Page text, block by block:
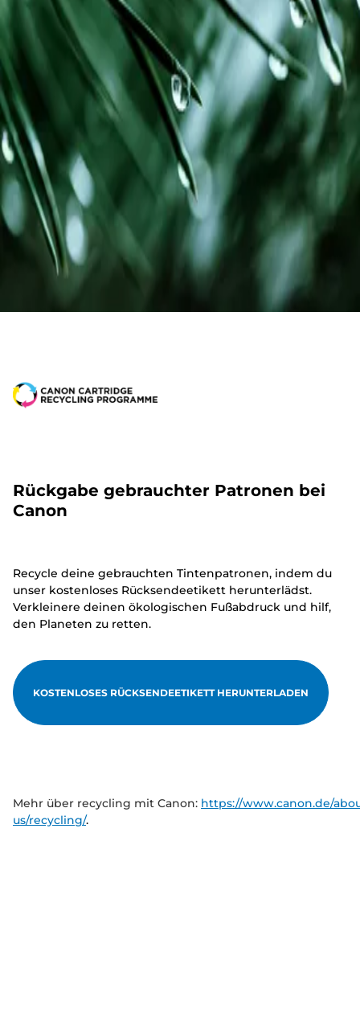
Rückgabe gebrauchter Patronen bei
Canon
Recycle deine gebrauchten Tintenpatronen, indem du
unser kostenloses Rücksendeetikett herunterlädst.
Verkleinere deinen ökologischen Fußabdruck und hilf,
den Planeten zu retten.
KOSTENLOSES RÜCKSENDEETIKETT HERUNTERLADEN
Mehr über recycling mit Canon: https://www.canon.de/
us/recycling/.